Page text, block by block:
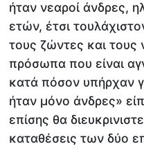
ήταν νεαροί άνδρες,
ετών, έτσι
τους ζώντες και
πρόσωπα που είναι
κατά πόσον υπήρχαν
ήταν μόνο άνδρες»
επίσης θα
καταθέσεις των δύο